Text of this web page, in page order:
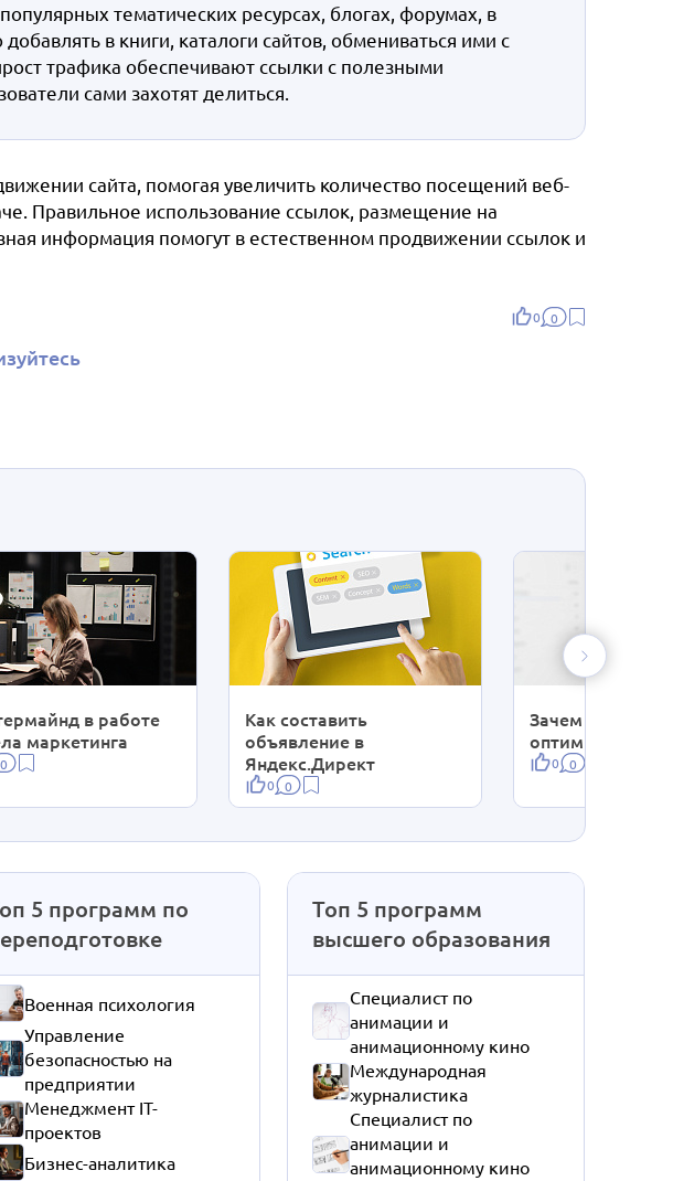
тематических ресурсах, блогах, форумах, в
в книги, каталоги сайтов, обмениваться ими с
трафика обеспечивают ссылки с полезными
сами захотят делиться.
сайта, помогая увеличить количество посещений веб-
Правильное использование ссылок, размещение на
информация помогут в естественном продвижении ссылок и
0 0
в работе
маркетинга
0
Как составить
объявление в
Яндекс.Директ
0 0
Зачем нужна
оптимизация?
0 0
5 программ по
Военная психология
Управление
безопасностью на
предприятии
Менеджмент IT-
проектов
Бизнес-аналитика
Топ 5 программ
высшего образования
Специалист по
анимации и
анимационному кино
Международная
журналистика
Специалист по
анимации и
анимационному кино